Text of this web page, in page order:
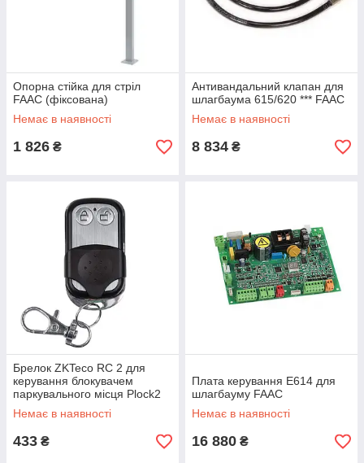
Опорна стійка для стріл
FAAC (фіксована)
Немає в наявності
1 826 ₴
Антивандальний клапан для
шлагбаума 615/620 *** FAAC
Немає в наявності
8 834 ₴
Брелок ZKTeco RC 2 для
керування блокувачем
паркувального місця Plock2
Немає в наявності
433 ₴
Плата керування E614 для
шлагбауму FAAC
Немає в наявності
16 880 ₴